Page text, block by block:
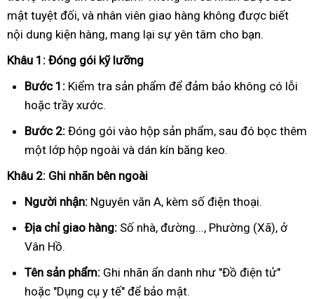
mật tuyệt đối, và nhân viên giao hàng không được biết
nội dung kiện hàng, mang lại sự yên tâm cho bạn.
Khâu 1: Đóng gói kỹ lưỡng
Bước 1: Kiểm tra sản phẩm để đảm bảo không có lỗi
hoặc trầy xước.
Bước 2: Đóng gói vào hộp sản phẩm, sau đó bọc thêm
một lớp hộp ngoài và dán kín băng keo.
Khâu 2: Ghi nhãn bên ngoài
Người nhận: Nguyên văn A, kèm số điện thoại.
Địa chỉ giao hàng: Số nhà, đường..., Phường (Xã), ở
Vân Hồ.
Tên sản phẩm: Ghi nhãn ẩn danh như "Đồ điện tử"
hoặc "Dụng cụ y tế" để bảo mật.